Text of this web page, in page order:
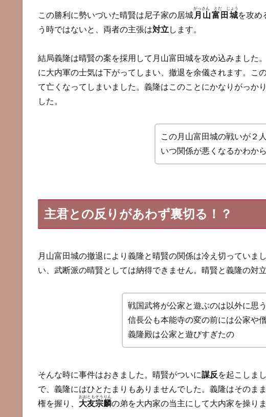
この勝利に勢いづいた晴賢は尼子家の居城 月山富田城
がっさん とだ じょう
を攻め
う時ではないと、両者の主張は対立 します。
結局義隆は晴賢の案を採用して月山富田城を攻め込みました
に大内軍の士気は下がってしまい、撤退を余儀されます。こ
て亡くなってしまいました。義隆はこのことにかなりがっか
した。
この月山富田城の戦いが２
いつ関係が悪くなるかわか
主君との反りがあわず裏切る！？
月山富田城の撤退により義隆と晴賢の関係は冷え切っていま
い、武断派の晴賢としては納得できません。晴賢と義隆の対
戦国武将が公家と遊ぶのは以外に思
信長公も本能寺の変の前には公家や
義隆殿は公家と遊びすぎたの
そんな時に事件はおきました。晴賢がついに謀反を起こしま
で、義隆にはひとたまりもありませんでした。義隆はそのまま
権を握り、 大友宗麟
おおともそうりん
の弟を大内家の当主にして大内家を操りま